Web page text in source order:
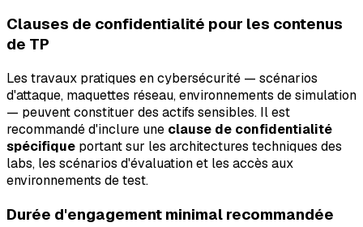
Clauses de confidentialité pour les contenus
de TP
Les travaux pratiques en cybersécurité — scénarios
d'attaque, maquettes réseau, environnements de simulation
— peuvent constituer des actifs sensibles. Il est
recommandé d'inclure une clause de confidentialité
spécifique portant sur les architectures techniques des
labs, les scénarios d'évaluation et les accès aux
environnements de test.
Durée d'engagement minimal recommandée